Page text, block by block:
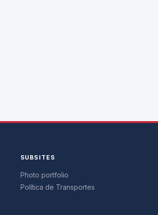
SUBSITES
Photo portfolio
Política de Transportes